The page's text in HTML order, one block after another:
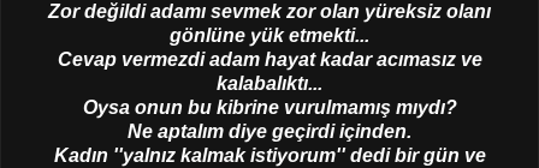
Zor değildi adamı sevmek zor olan yüreksiz olanı
gönlüne yük etmekti...
Cevap vermezdi adam hayat kadar acımasız ve
kalabalıktı...
Oysa onun bu kibrine vurulmamış mıydı?
Ne aptalım diye geçirdi içinden.
Kadın ''yalnız kalmak istiyorum'' dedi bir gün ve